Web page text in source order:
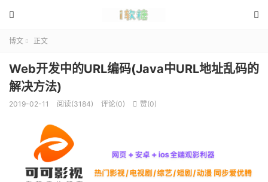


博文  正文
Web开发中的URL编码(Java中URL地址乱码的
解决方法)
2019-02-11 阅读(3184) 评论(0)  赞(0)